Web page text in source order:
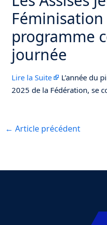
Féminisation
programme
journée
Lire la Suite
L’année du
2025 de la Fédération, se
← Article précédent